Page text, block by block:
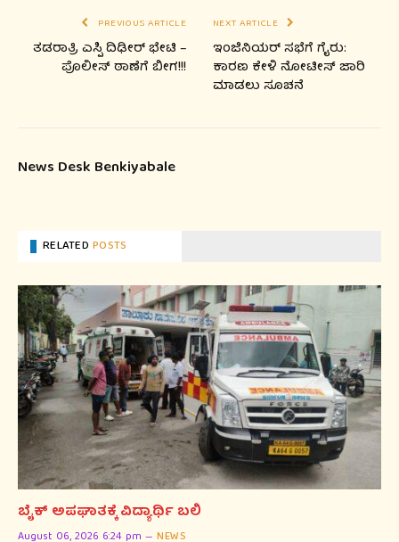
PREVIOUS ARTICLE
ತಡರಾತ್ರಿ ಎಸ್ಪಿ ದಿಢೀರ್ ಭೇಟಿ –
ಪೊಲೀಸ್ ಠಾಣೆಗೆ ಬೀಗ!!!
NEXT ARTICLE
ಇಂಜಿನಿಯರ್ ಸಭೆಗೆ ಗೈರು:
ಕಾರಣ ಕೇಳಿ ನೋಟೀಸ್ ಜಾರಿ
ಮಾಡಲು ಸೂಚನೆ
News Desk Benkiyabale
RELATEDPOSTS
ಬೈಕ್ ಅಪಘಾತಕ್ಕೆ ವಿದ್ಯಾರ್ಥಿ ಬಲಿ
August 06, 2026 6:24 pm NEWS